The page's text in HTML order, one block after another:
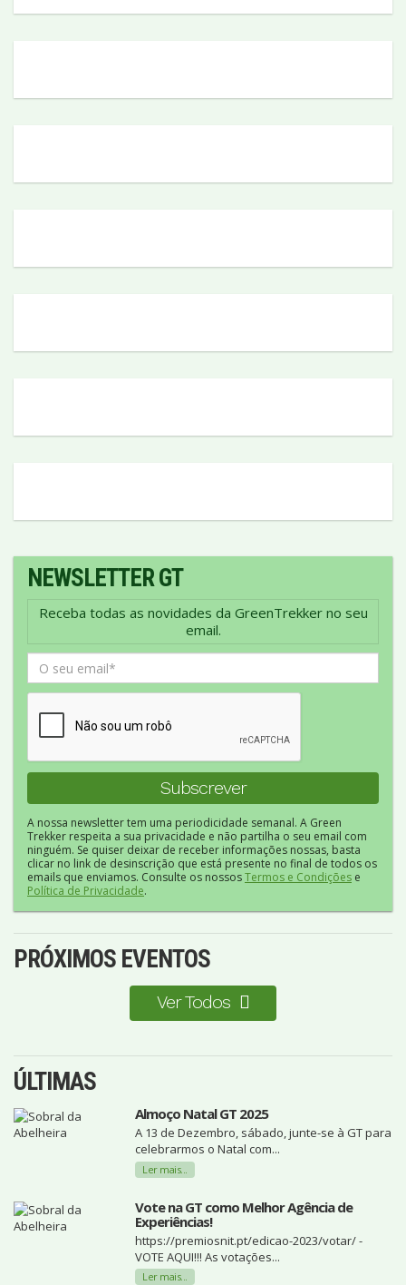
NEWSLETTER GT
Receba todas as novidades da GreenTrekker no seu
email.
A nossa newsletter tem uma periodicidade semanal. A Green
Trekker respeita a sua privacidade e não partilha o seu email com
ninguém. Se quiser deixar de receber informações nossas, basta
clicar no link de desinscrição que está presente no final de todos os
emails que enviamos. Consulte os nossosTermos e Condições e
Política de Privacidade.
PRÓXIMOS EVENTOS
Ver Todos
ÚLTIMAS
Almoço Natal GT 2025
A 13 de Dezembro, sábado, junte-se à GT para
celebrarmos o Natal com...
Ler mais...
Vote na GT como Melhor Agência de
Experiências!
https://premiosnit.pt/edicao-2023/votar/ -
VOTE AQUI!!! As votações...
Ler mais...